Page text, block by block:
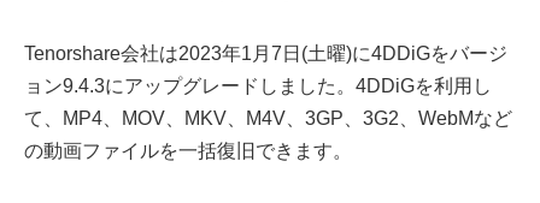
Tenorshare会社は2023年1月7日(土曜)に4DDiGをバージ
ョン9.4.3にアップグレードしました。4DDiGを利用し
て、MP4、MOV、MKV、M4V、3GP、3G2、WebMなど
の動画ファイルを一括復旧できます。